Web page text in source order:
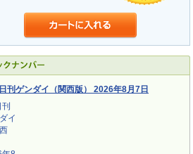
日刊ゲンダイ（関西版） 2026年8月7日